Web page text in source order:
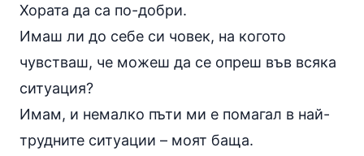
Хората да са по-добри.
Имаш ли до себе си човек, на когото
чувстваш, че можеш да се опреш във всяка
ситуация?
Имам, и немалко пъти ми е помагал в най-
трудните ситуации – моят баща.